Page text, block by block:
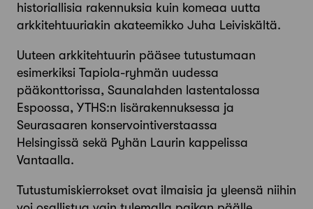
historiallisia rakennuksia kuin komeaa uutta
arkkitehtuuriakin akateemikko Juha Leiviskältä.
Uuteen arkkitehtuurin pääsee tutustumaan
esimerkiksi Tapiola-ryhmän uudessa
pääkonttorissa, Saunalahden lastentalossa
Espoossa, YTHS:n lisärakennuksessa ja
Seurasaaren konservointiverstaassa
Helsingissä sekä Pyhän Laurin kappelissa
Vantaalla.
Tutustumiskierrokset ovat ilmaisia ja yleensä niihin